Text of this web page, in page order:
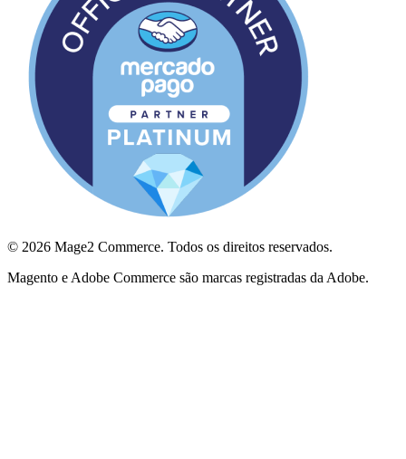
© 2026 Mage2 Commerce. Todos os direitos reservados.
Magento e Adobe Commerce são marcas registradas da Adobe.